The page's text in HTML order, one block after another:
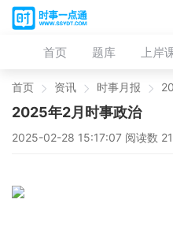
首页 题库 上岸
首页 资讯 时事月报
2025年2月时事政治
2025-02-28 15:17:07 阅读数